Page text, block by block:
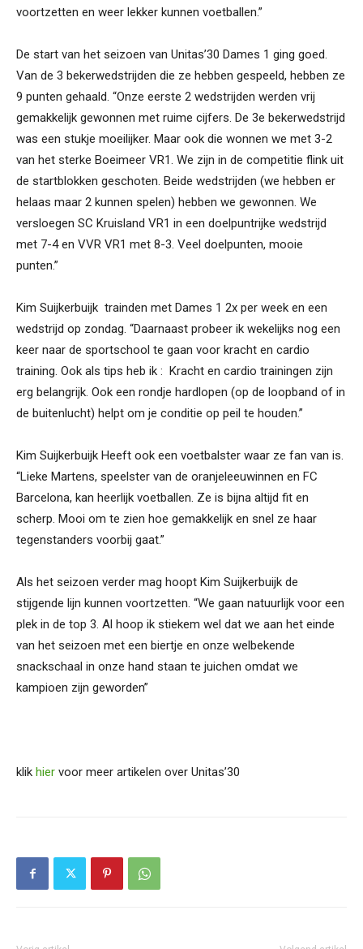
voortzetten en weer lekker kunnen voetballen.”
De start van het seizoen van Unitas’30 Dames 1 ging goed.
Van de 3 bekerwedstrijden die ze hebben gespeeld, hebben ze
9 punten gehaald. “Onze eerste 2 wedstrijden werden vrij
gemakkelijk gewonnen met ruime cijfers. De 3e bekerwedstrijd
was een stukje moeilijker. Maar ook die wonnen we met 3-2
van het sterke Boeimeer VR1. We zijn in de competitie flink uit
de startblokken geschoten. Beide wedstrijden (we hebben er
helaas maar 2 kunnen spelen) hebben we gewonnen. We
versloegen SC Kruisland VR1 in een doelpuntrijke wedstrijd
met 7-4 en VVR VR1 met 8-3. Veel doelpunten, mooie
punten.”
Kim Suijkerbuijk trainden met Dames 1 2x per week en een
wedstrijd op zondag. “Daarnaast probeer ik wekelijks nog een
keer naar de sportschool te gaan voor kracht en cardio
training. Ook als tips heb ik : Kracht en cardio trainingen zijn
erg belangrijk. Ook een rondje hardlopen (op de loopband of in
de buitenlucht) helpt om je conditie op peil te houden.”
Kim Suijkerbuijk Heeft ook een voetbalster waar ze fan van is.
“Lieke Martens, speelster van de oranjeleeuwinnen en FC
Barcelona, kan heerlijk voetballen. Ze is bijna altijd fit en
scherp. Mooi om te zien hoe gemakkelijk en snel ze haar
tegenstanders voorbij gaat.”
Als het seizoen verder mag hoopt Kim Suijkerbuijk de
stijgende lijn kunnen voortzetten. “We gaan natuurlijk voor een
plek in de top 3. Al hoop ik stiekem wel dat we aan het einde
van het seizoen met een biertje en onze welbekende
snackschaal in onze hand staan te juichen omdat we
kampioen zijn geworden”
klik hier voor meer artikelen over Unitas’30